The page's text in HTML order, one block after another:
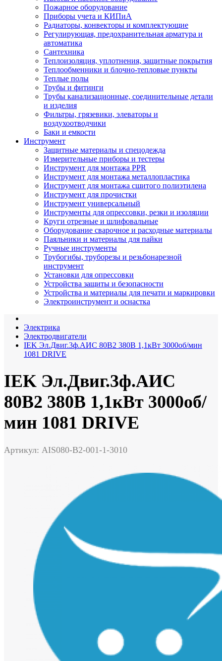
Пожарное оборудование
Приборы учета и КИПиА
Радиаторы, конвекторы и комплектующие
Регулирующая, предохранительная арматура и
автоматика
Сантехника
Теплоизоляция, уплотнения, защитные покрытия
Теплообменники и блочно-тепловые пункты
Теплые полы
Трубы и фитинги
Трубы канализационные, соединительные детали
и изделия
Фильтры, грязевики, элеваторы и
воздухоотводчики
Баки и емкости
Инструмент
Защитные материалы и спецодежда
Измерительные приборы и тестеры
Инструмент для монтажа PPR
Инструмент для монтажа металлопластика
Инструмент для монтажа сшитого полиэтилена
Инструмент для прочистки
Инструмент универсальный
Инструменты для опрессовки, резки и изоляции
Круги отрезные и шлифовальные
Оборудование сварочное и расходные материалы
Паяльники и материалы для пайки
Ручные инструменты
Трубогибы, труборезы и резьбонарезной
инструмент
Установки для опрессовки
Устройства защиты и безопасности
Устройства и материалы для печати и маркировки
Электроинструмент и оснастка
Электрика
Электродвигатели
IEK Эл.Двиг.3ф.АИС 80B2 380В 1,1кВт 3000об/мин
1081 DRIVE
IEK Эл.Двиг.3ф.АИС
80B2 380В 1,1кВт 3000об/
мин 1081 DRIVE
Артикул: AIS080-B2-001-1-3010